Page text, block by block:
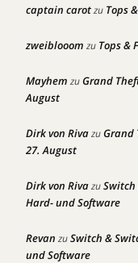
captain carotzu Tops
zweiblooom zu Tops &
Mayhem zuGrand
August
Dirk von RivazuGrand
27. August
Dirk von RivazuSwitch
Hard- und Software
Revan zuSwitch &
und Software